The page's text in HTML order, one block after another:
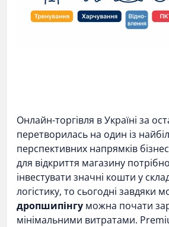
Онлайн-торгівля в Україні за
перетворилась на один із
перспективних напрямків
для відкриття магазину
інвестувати значні кошти у
логістику, то сьогодні завдяки
дропшипінгу можна почати
мінімальними витратами.